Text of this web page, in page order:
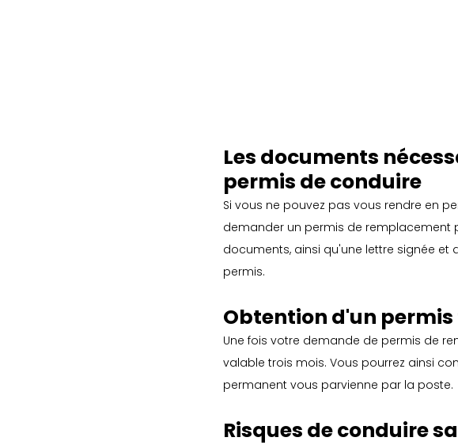
Les documents
permis de conduire
Si vous ne pouvez pas vous rendre en
demander un permis de remplacement
documents, ainsi qu'une lettre signée
permis.
Obtention d'un
Une fois votre demande de permis de
valable trois mois. Vous pourrez ainsi
permanent vous parvienne par la poste.
Risques de conduire